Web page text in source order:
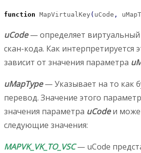
function MapVirtualKey ( uCode ,
uCode— определяет
скан-кода. Как интерпретируется
зависит от значения параметра
uMapType— Указывает на то как
перевод. Значение этого
значения параметра uCodeи
следующие значения:
MAPVK_VK_TO_VSC— uCode